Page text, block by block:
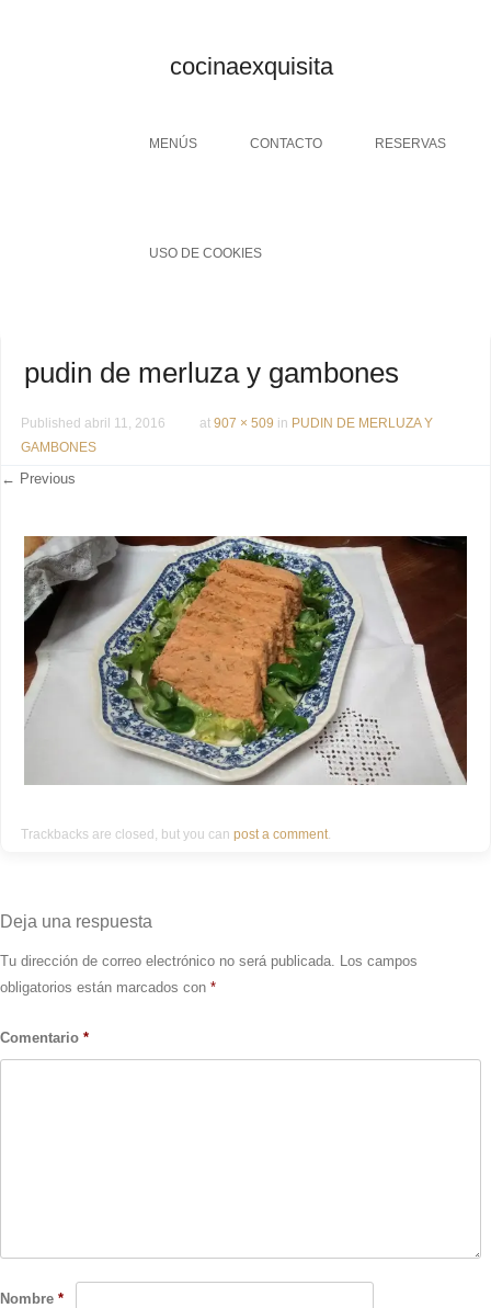
cocinaexquisita
Menu
SKIP TO CONTENT
MENÚS CONTACTO RESERVAS
USO DE COOKIES
pudin de merluza y gambones
Published abril 11, 2016 at 907 × 509 in PUDIN DE MERLUZA Y
GAMBONES
← Previous
Trackbacks are closed, but you can post a comment
Deja una respuesta
Tu dirección de correo electrónico no será publicada. Los campos
obligatorios están marcados con *
Comentario *
Nombre *